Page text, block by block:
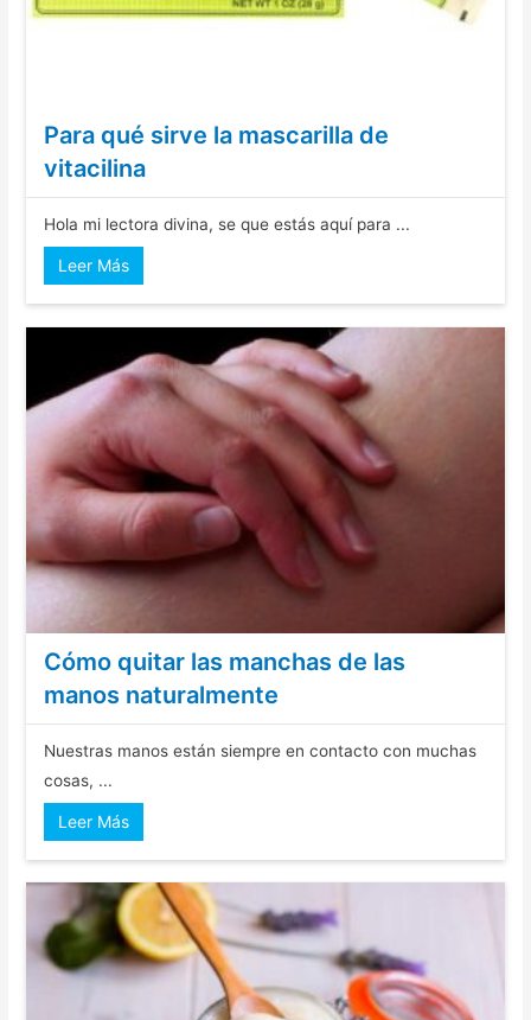
Para qué sirve la mascarilla de
vitacilina
Hola mi lectora divina, se que estás aquí para ...
Leer Más
Cómo quitar las manchas de las
manos naturalmente
Nuestras manos están siempre en contacto con muchas
cosas, ...
Leer Más